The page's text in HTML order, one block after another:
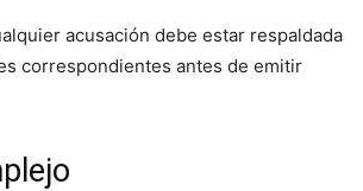
acusación debe estar respaldada
correspondientes antes de emitir